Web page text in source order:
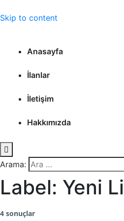
Skip to content
Anasayfa
İlanlar
İletişim
Hakkımızda
Arama:
Label: Yeni
4 sonuçlar